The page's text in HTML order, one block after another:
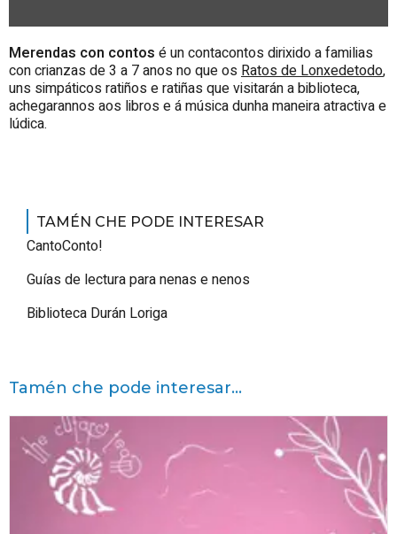
Merendas con contos é un contacontos dirixido a familias
con crianzas de 3 a 7 anos no que os Ratos de Lonxedetodo,
uns simpáticos ratiños e ratiñas que visitarán a biblioteca,
achegarannos aos libros e á música dunha maneira atractiva e
lúdica.
TAMÉN CHE PODE INTERESAR
CantoConto!
Guías de lectura para nenas e nenos
Biblioteca Durán Loriga
Tamén che pode interesar...